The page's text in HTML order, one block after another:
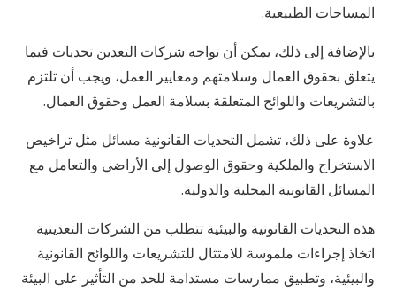
المساحات الطبيعية.
بالإضافة إلى ذلك، يمكن أن تواجه شركات التعدين تحديات فيما
يتعلق بحقوق العمال وسلامتهم ومعايير العمل، ويجب أن تلتزم
بالتشريعات واللوائح المتعلقة بسلامة العمل وحقوق العمال.
علاوة على ذلك، تشمل التحديات القانونية مسائل مثل تراخيص
الاستخراج والملكية وحقوق الوصول إلى الأراضي والتعامل مع
المسائل القانونية المحلية والدولية.
هذه التحديات القانونية والبيئية تتطلب من الشركات التعدينية
اتخاذ إجراءات ملموسة للامتثال للتشريعات واللوائح القانونية
والبيئية، وتطبيق ممارسات مستدامة للحد من التأثير على البيئة